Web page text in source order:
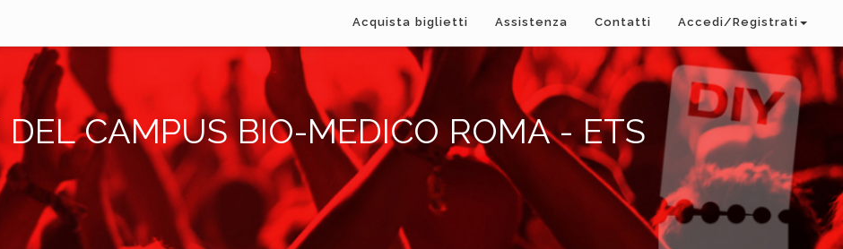
Acquista biglietti Assistenza Contatti Accedi/Registrati
DEL CAMPUS BIO-MEDICO ROMA - ETS